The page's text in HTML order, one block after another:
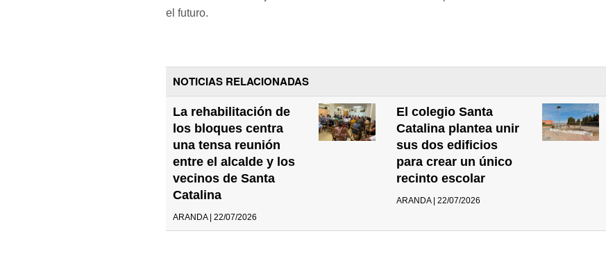
el futuro.
NOTICIAS RELACIONADAS
La rehabilitación de
los bloques centra
una tensa reunión
entre el alcalde y los
vecinos de Santa
Catalina
ARANDA | 22/07/2026
El colegio Santa
Catalina plantea unir
sus dos edificios
para crear un único
recinto escolar
ARANDA | 22/07/2026